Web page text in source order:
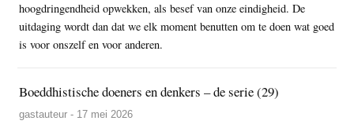
hoogdringendheid opwekken, als besef van onze eindigheid. De
uitdaging wordt dan dat we elk moment benutten om te doen wat goed
is voor onszelf en voor anderen.
Boeddhistische doeners en denkers – de serie (29)
gastauteur - 17 mei 2026